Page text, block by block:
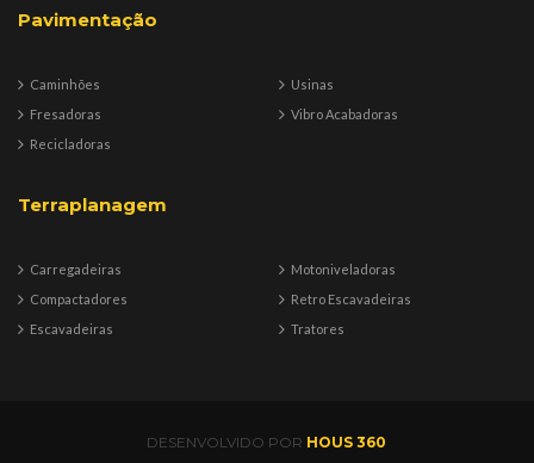
Pavimentação
Caminhões
Fresadoras
Recicladoras
Usinas
Vibro Acabadoras
Terraplanagem
Carregadeiras
Compactadores
Escavadeiras
Motoniveladoras
Retro Escavadeiras
Tratores
DESENVOLVIDO POR HOUS 360